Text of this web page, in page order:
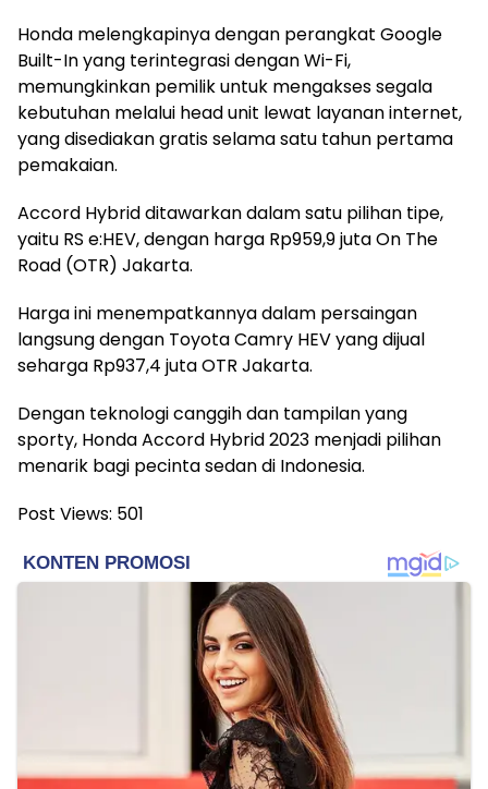
Honda melengkapinya dengan perangkat Google
Built-In yang terintegrasi dengan Wi-Fi,
memungkinkan pemilik untuk mengakses segala
kebutuhan melalui head unit lewat layanan internet,
yang disediakan gratis selama satu tahun pertama
pemakaian.
Accord Hybrid ditawarkan dalam satu pilihan tipe,
yaitu RS e:HEV, dengan harga Rp959,9 juta On The
Road (OTR) Jakarta.
Harga ini menempatkannya dalam persaingan
langsung dengan Toyota Camry HEV yang dijual
seharga Rp937,4 juta OTR Jakarta.
Dengan teknologi canggih dan tampilan yang
sporty, Honda Accord Hybrid 2023 menjadi pilihan
menarik bagi pecinta sedan di Indonesia.
Post Views: 501